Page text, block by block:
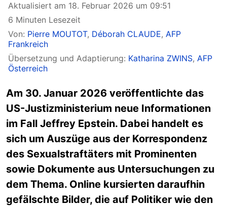
Aktualisiert am 18. Februar 2026 um 09:51
6 Minuten Lesezeit
Von: Pierre MOUTOT, Déborah CLAUDE, AFP
Frankreich
Übersetzung und Adaptierung: Katharina ZWINS, AFP
Österreich
Am 30. Januar 2026 veröffentlichte das
US-Justizministerium neue Informationen
im Fall Jeffrey Epstein. Dabei handelt es
sich um Auszüge aus der Korrespondenz
des Sexualstraftäters mit Prominenten
sowie Dokumente aus Untersuchungen zu
dem Thema. Online kursierten daraufhin
gefälschte Bilder, die auf Politiker wie den